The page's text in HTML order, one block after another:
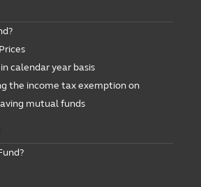
calendar year basis
the income tax exemption on
mutual funds